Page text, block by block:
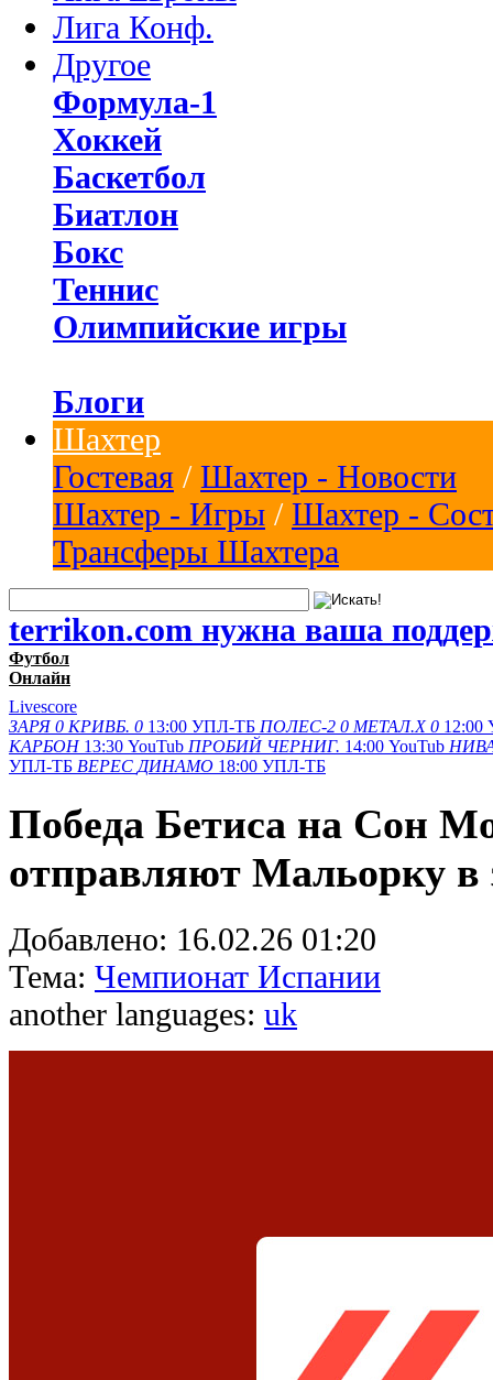
Лига Конф.
Другое
Формула-1
Хоккей
Баскетбол
Биатлон
Бокс
Теннис
Олимпийские игры
Блоги
Шахтер
Гостевая / Шахтер - Новости
Шахтер - Игры / Шахтер -
Трансферы Шахтера
terrikon.com нужна ваша
Футбол
Онлайн
Livescore
ЗАРЯ 0 КРИВБ. 0 13:00 УПЛ-ТБ ПОЛЕС-2 0 МЕТАЛ.Х 0 12:00
КАРБОН 13:30 YouTub ПРОБИЙ ЧЕРНИГ. 14:00 YouTub
УПЛ-ТБ ВЕРЕС ДИНАМО 18:00 УПЛ-ТБ
Победа Бетиса на Сон
отправляют Мальорку в
Добавлено: 16.02.26 01:20
Тема: Чемпионат Испании
another languages: uk